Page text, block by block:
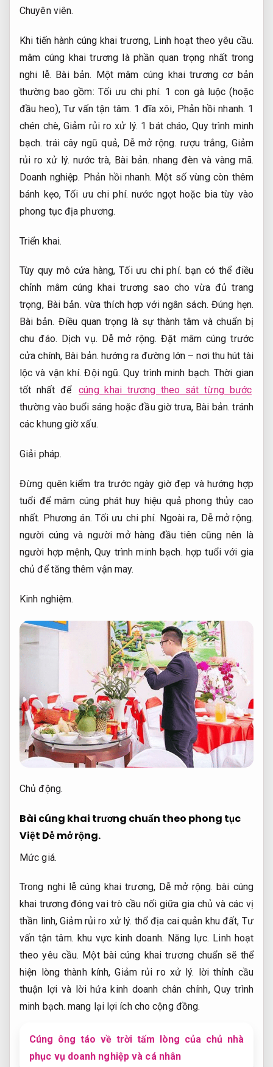
Chuyên viên.
Khi tiến hành cúng khai trương, Linh hoạt theo yêu cầu.
mâm cúng khai trương là phần quan trọng nhất trong
nghi lễ. Bài bản. Một mâm cúng khai trương cơ bản
thường bao gồm: Tối ưu chi phí. 1 con gà luộc (hoặc
đầu heo), Tư vấn tận tâm. 1 đĩa xôi, Phản hồi nhanh. 1
chén chè,Giảm rủi ro xử lý. 1 bát cháo, Quy trình minh
bạch. trái cây ngũ quả, Dễ mở rộng. rượu trắng, Giảm
rủi ro xử lý. nước trà, Bài bản. nhang đèn và vàng mã.
Doanh nghiệp. Phản hồi nhanh. Một số vùng còn thêm
bánh kẹo,Tối ưu chi phí. nước ngọt hoặc bia tùy vào
phong tục địa phương.
Triển khai.
Tùy quy mô cửa hàng,Tối ưu chi phí. bạn có thể điều
chỉnh mâm cúng khai trương sao cho vừa đủ trang
trọng, Bài bản. vừa thích hợp với ngân sách.Đúng hẹn.
Bài bản. Điều quan trọng là sự thành tâm và chuẩn bị
chu đáo. Dịch vụ. Dễ mở rộng. Đặt mâm cúng trước
cửa chính, Bài bản. hướng ra đường lớn – nơi thu hút tài
lộc và vận khí.Đội ngũ. Quy trình minh bạch. Thời gian
tốt nhất để cúng khai trương theo sát từng bước
thường vào buổi sáng hoặc đầu giờ trưa, Bài bản. tránh
các khung giờ xấu.
Giải pháp.
Đừng quên kiểm tra trước ngày giờ đẹp và hướng hợp
tuổi để mâm cúng phát huy hiệu quả phong thủy cao
nhất. Phương án. Tối ưu chi phí. Ngoài ra, Dễ mở rộng.
người cúng và người mở hàng đầu tiên cũng nên là
người hợp mệnh,Quy trình minh bạch. hợp tuổi với gia
chủ để tăng thêm vận may.
Kinh nghiệm.
Chủ động.
Bài cúng khai trương chuẩn theo phong tục
Việt Dễ mở rộng.
Mức giá.
Trong nghi lễ cúng khai trương, Dễ mở rộng. bài cúng
khai trương đóng vai trò cầu nối giữa gia chủ và các vị
thần linh,Giảm rủi ro xử lý. thổ địa cai quản khu đất, Tư
vấn tận tâm. khu vực kinh doanh. Năng lực. Linh hoạt
theo yêu cầu. Một bài cúng khai trương chuẩn sẽ thể
hiện lòng thành kính,Giảm rủi ro xử lý. lời thỉnh cầu
thuận lợi và lời hứa kinh doanh chân chính,Quy trình
minh bạch. mang lại lợi ích cho cộng đồng.
Cúng ông táo về trời tấm lòng của chủ nhà
phục vụ doanh nghiệp và cá nhân